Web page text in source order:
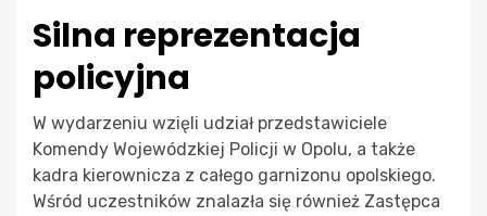
Silna reprezentacja
policyjna
W wydarzeniu wzięli udział przedstawiciele
Komendy Wojewódzkiej Policji w Opolu, a także
kadra kierownicza z całego garnizonu opolskiego.
Wśród uczestników znalazła się również Zastępca